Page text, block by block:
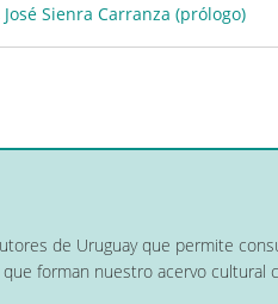
José Sienra Carranza (prólogo)
de Uruguay que permite
forman nuestro acervo cultural